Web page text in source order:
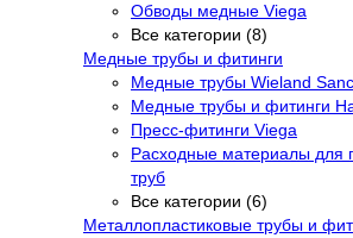
Обводы медные Viega
Все категории (8)
Медные трубы и фитинги
Медные трубы Wieland
Медные трубы и фитинги
Пресс-фитинги Viega
Расходные материалы для
труб
Все категории (6)
Металлопластиковые трубы и